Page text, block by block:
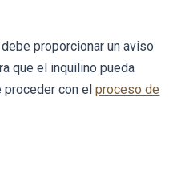
proporcionar un aviso
que el inquilino pueda
proceder con elproceso de